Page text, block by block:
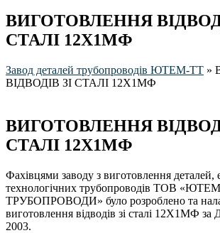
ВИГОТОВЛЕННЯ
СТАЛІ 12Х1МФ
Завод деталей трубопроводів ЮТЕМ-ТТ »
ВІДВОДІВ ЗІ СТАЛІ 12Х1МФ
ВИГОТОВЛЕННЯ
СТАЛІ 12Х1МФ
Фахівцями заводу з виготовлення деталей,
технологічних трубопроводів ТОВ
ТРУБОПРОВОДИ» було розроблено та
виготовлення відводів зі сталі 12Х1МФ
2003.